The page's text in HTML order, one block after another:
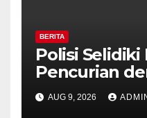
BERITA
Polisi Selidiki
Pencurian
Kekerasan di
Royal Phone
AUG 9, 2026